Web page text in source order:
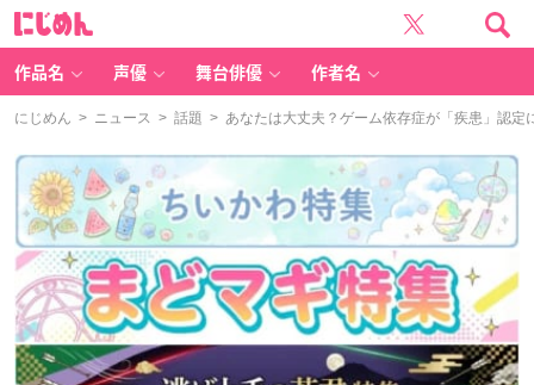
作品名 声優 舞台俳優 作者名
にじめん > ニュース > 話題 > あなたは大丈夫？ゲーム依存症が「疾患」認